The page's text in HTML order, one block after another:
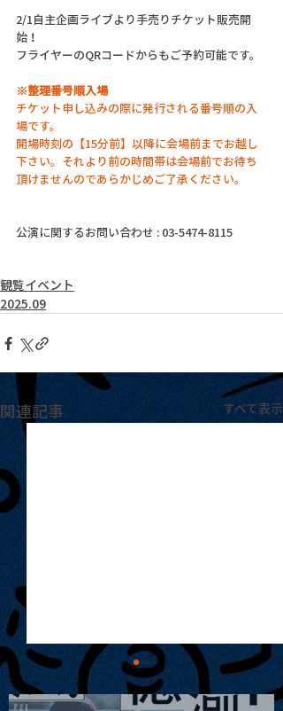
2/1自主企画ライブより手売りチケット販売開
始！
フライヤーのQRコードからもご予約可能です。
※整理番号順入場
チケット申し込みの際に発行される番号順の入
場です。
開場時刻の【15分前】以降に会場前までお越し
下さい。それより前の時間帯は会場前でお待ち
頂けませんのであらかじめご了承ください。
公演に関するお問い合わせ : 03-5474-8115
観覧イベント
2025.09
関連記事 すべて表示